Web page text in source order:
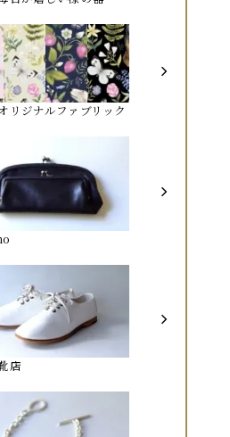
リジナルファブリック
店